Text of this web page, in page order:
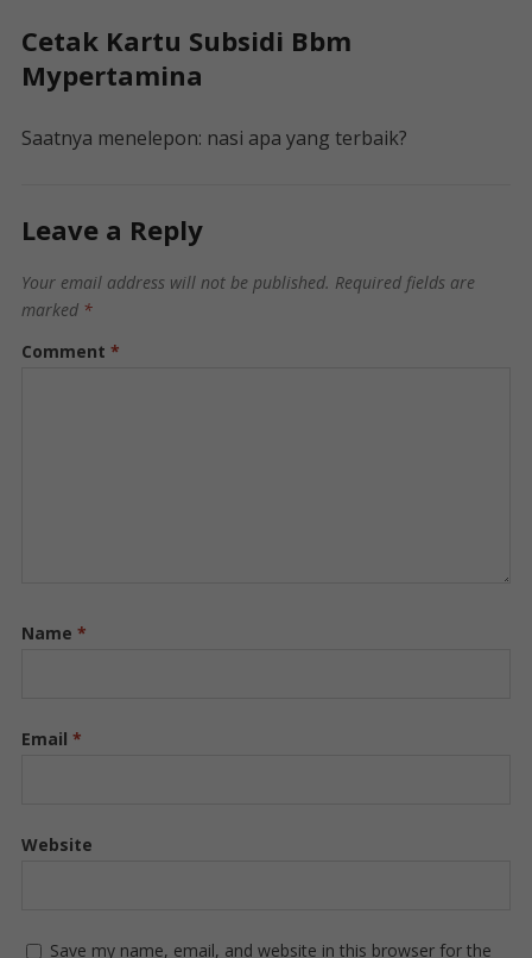
Cetak Kartu Subsidi Bbm
Mypertamina
Saatnya menelepon: nasi apa yang terbaik?
Leave a Reply
Your email address will not be published. Required fields are
marked *
Comment *
Name *
Email *
Website
Save my name, email, and website in this browser for the